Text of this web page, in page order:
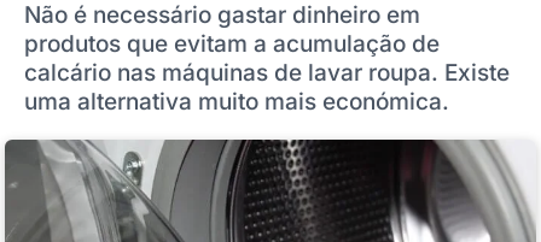
Não é necessário gastar dinheiro em
produtos que evitam a acumulação de
calcário nas máquinas de lavar roupa. Existe
uma alternativa muito mais económica.